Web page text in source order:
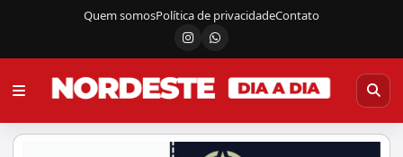
Quem somosPolítica de privacidadeContato
InstagramCanal do WhatsApp